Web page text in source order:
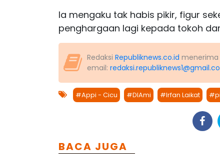
Ia mengaku tak habis pikir, figur
penghargaan lagi kepada tokoh
Redaksi Republiknews.co.id menerima
email:
#Appi - Cicu #DIAmi #Irfan Laikat
BACA JUGA